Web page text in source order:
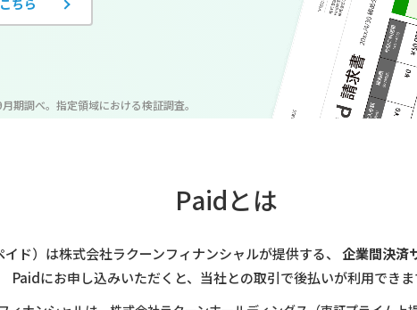
ちら
期調べ。 指定領域における検証調査。
Paidとは
イド）は株式会社ラクーンフィナンシャルが提供する、 企業間決済
Paidにお申し込みいただくと、当社との取引で後払いが利用できま